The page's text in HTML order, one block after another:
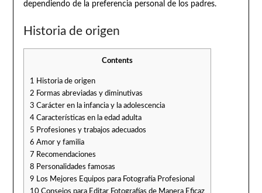
dependiendo de la preferencia personal de los padres.
Historia de origen
Contents
1
Historia de origen
2 Formas abreviadas y diminutivas
3 Carácter en la infancia y la adolescencia
4Características en la edad adulta
5 Profesiones y trabajos adecuados
6 Amor y familia
7 Recomendaciones
8 Personalidades famosas
9 Los Mejores Equipos para Fotografía Profesional
10Consejos para Editar Fotografías de Manera Eficaz